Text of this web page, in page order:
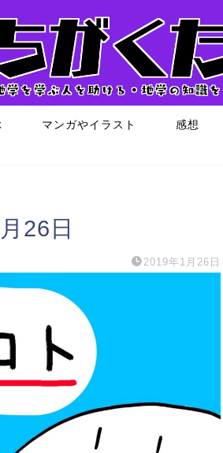
マンガやイラスト 感想
26日
2019年1月26日